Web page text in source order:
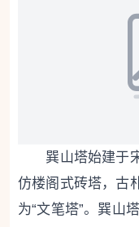
巽山塔始建于
仿楼阁式砖塔，古
为“文笔塔”。巽山